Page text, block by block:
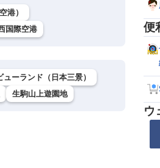
港）
国際空港
ューランド（日本三景）
生駒山上遊園地
便
ウ